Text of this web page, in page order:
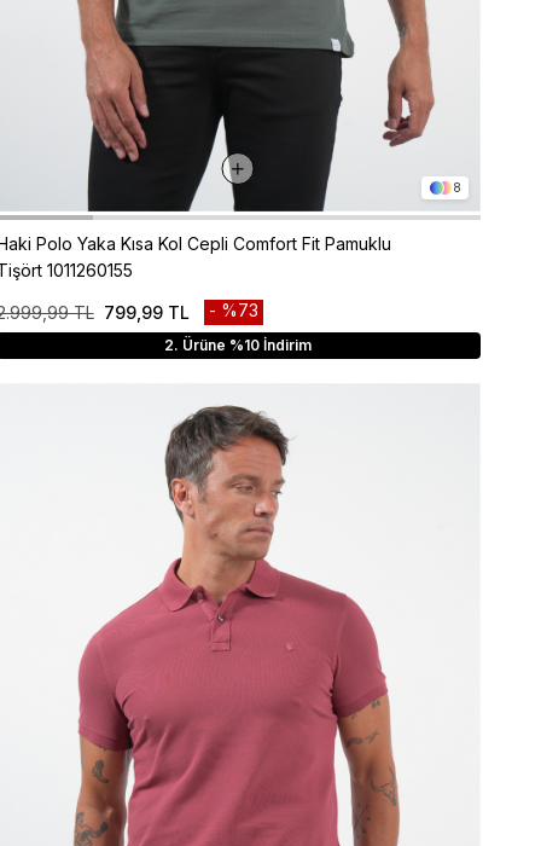
8
Polo Yaka Kısa Kol Cepli Comfort Fit Pamuklu
1011260155
799,99 TL
TL %73
2. Ürüne %10 İndirim